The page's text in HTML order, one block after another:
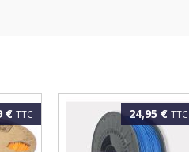
€ TTC 24,95 € TTC